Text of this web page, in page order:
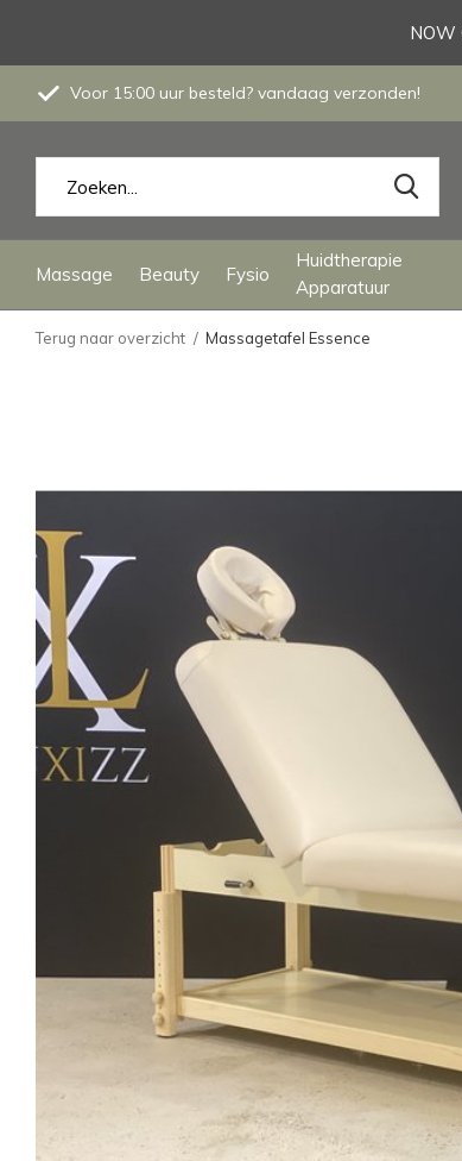
Massage Beauty Fysio
Huidtherapie
Apparatuur
Voor 15:00 uur besteld? vandaag verzonden!
NOW
Terug naar overzicht Massagetafel Essence